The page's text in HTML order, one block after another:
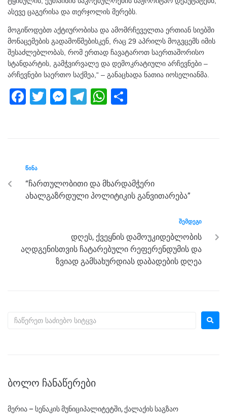
ასევე ცაგერისა და თერჯოლის მერებს.
მოგიწოდებთ აქტიურობისა და ამომრჩეველთა ერთიან სიებში
მონაცემების გადამოწმებისკენ, რაც 29 აპრილს მოგვცემს იმის
შესაძლებლობას, რომ ერთად ჩავატაროთ საერთაშორისო
სტანდარტის, გამჭვირვალე და დემოკრატიული არჩევნები –
არჩევნები საერთო საქმეა,“ – განაცხადა ნათია იოსელიანმა.
F
b
o
o
T
M
g
er
T
m
W
p
p
ᲬᲘᲜᲐ
“ჩართულობითი და მხარდამჭერი
ახალგაზრდული პოლიტიკის განვითარება”
ᲨᲔᲛᲓᲔᲒᲘ
დღეს, ქვეყნის დამოუკიდებლობის
აღდგენისთვის ჩატარებული რეფერენდუმის და
ზვიად გამსახურდიას დაბადების დღეა
ᲑᲝᲚᲝ ᲩᲐᲜᲐᲬᲔᲠᲔᲑᲘ
მერია – სენაკის მუნიციპალიტეტში, ქალაქის საგზაო